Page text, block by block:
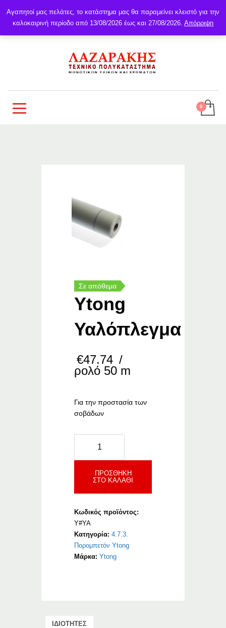
Σε απόθεμα
Ytong
Υαλόπλεγμα
€47.74 /
ρολό 50 m
Για την προστασία των
σοβάδων
Υαλόπλεγμα
ποσότητα
ΠΡΟΣΘΉΚΗ
ΣΤΟ ΚΑΛΆΘΙ
Κωδικός προϊόντος:
Y#YA
Κατηγορία:4.7.3.
Πορομπετόν Ytong
Μάρκα:Ytong
ΙΔΙΟΤΗΤΕΣ
Αγαπητοί μας πελάτες, το κατάστημα μας θα παραμείνει κλειστό για την
καλοκαιρινή περίοδο από 13/08/2026 έως και 27/08/2026. Απόρριψη